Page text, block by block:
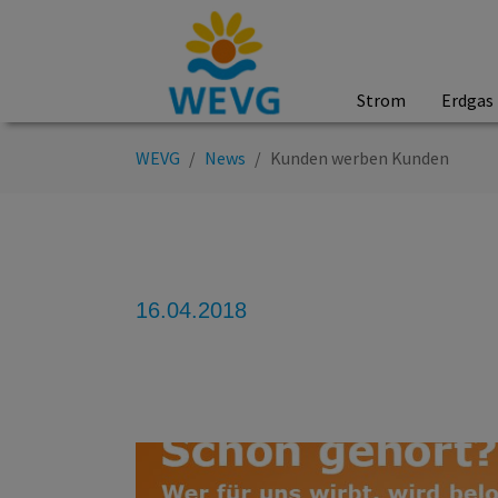
Strom Erdgas
Sie sind hier:
WEVG News Kunden werben Kunden
16.04.2018